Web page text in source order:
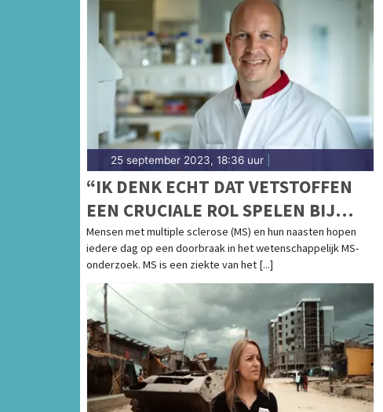
25 september 2023, 18:36 uur
“IK DENK ECHT DAT VETSTOFFEN
EEN CRUCIALE ROL SPELEN BIJ
MS.”
Mensen met multiple sclerose (MS) en hun naasten hopen
iedere dag op een doorbraak in het wetenschappelijk MS-
onderzoek. MS is een ziekte van het [...]